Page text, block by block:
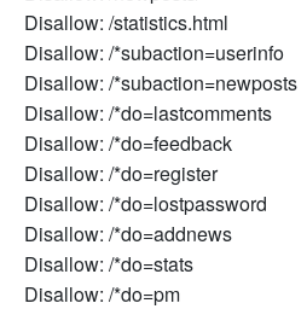
Disallow: /statistics.html
Disallow: /*subaction=userinfo
Disallow: /*subaction=newposts
Disallow: /*do=lastcomments
Disallow: /*do=feedback
Disallow: /*do=register
Disallow: /*do=lostpassword
Disallow: /*do=addnews
Disallow: /*do=stats
Disallow: /*do=pm